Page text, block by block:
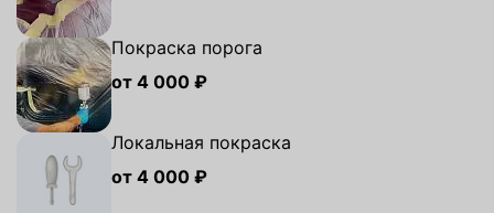
Покраска порога
от 4 000 ₽
Локальная покраска
от 4 000 ₽